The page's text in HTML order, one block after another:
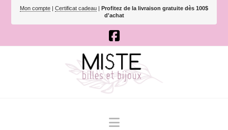
Mon compte | Certificat cadeau | Profitez de la livraison gratuite dès 100$
d'achat
Navigation